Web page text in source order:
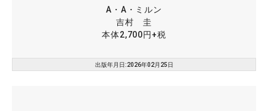
A・A・ミルン
吉村 圭
本体2,700円+税
出版年月日:2026年02月25日